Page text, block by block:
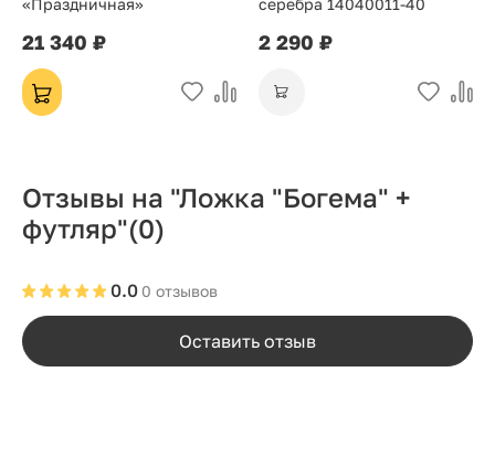
«Праздничная»
21 340 ₽
серебра 14040011-40
2 290 ₽
Отзывы на "Ложка "Богема" +
футляр"(0)
0 отзывов
0.0
Оставить отзыв